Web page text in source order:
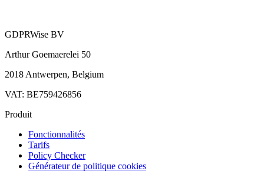
GDPRWise BV
Arthur Goemaerelei 50
2018 Antwerpen, Belgium
VAT: BE759426856
Produit
Fonctionnalités
Tarifs
Policy Checker
Générateur de politique cookies